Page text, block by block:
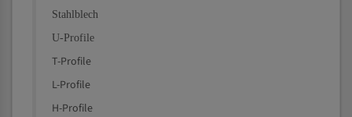
Stahlblech
U-Profile
T-Profile
L-Profile
H-Profile